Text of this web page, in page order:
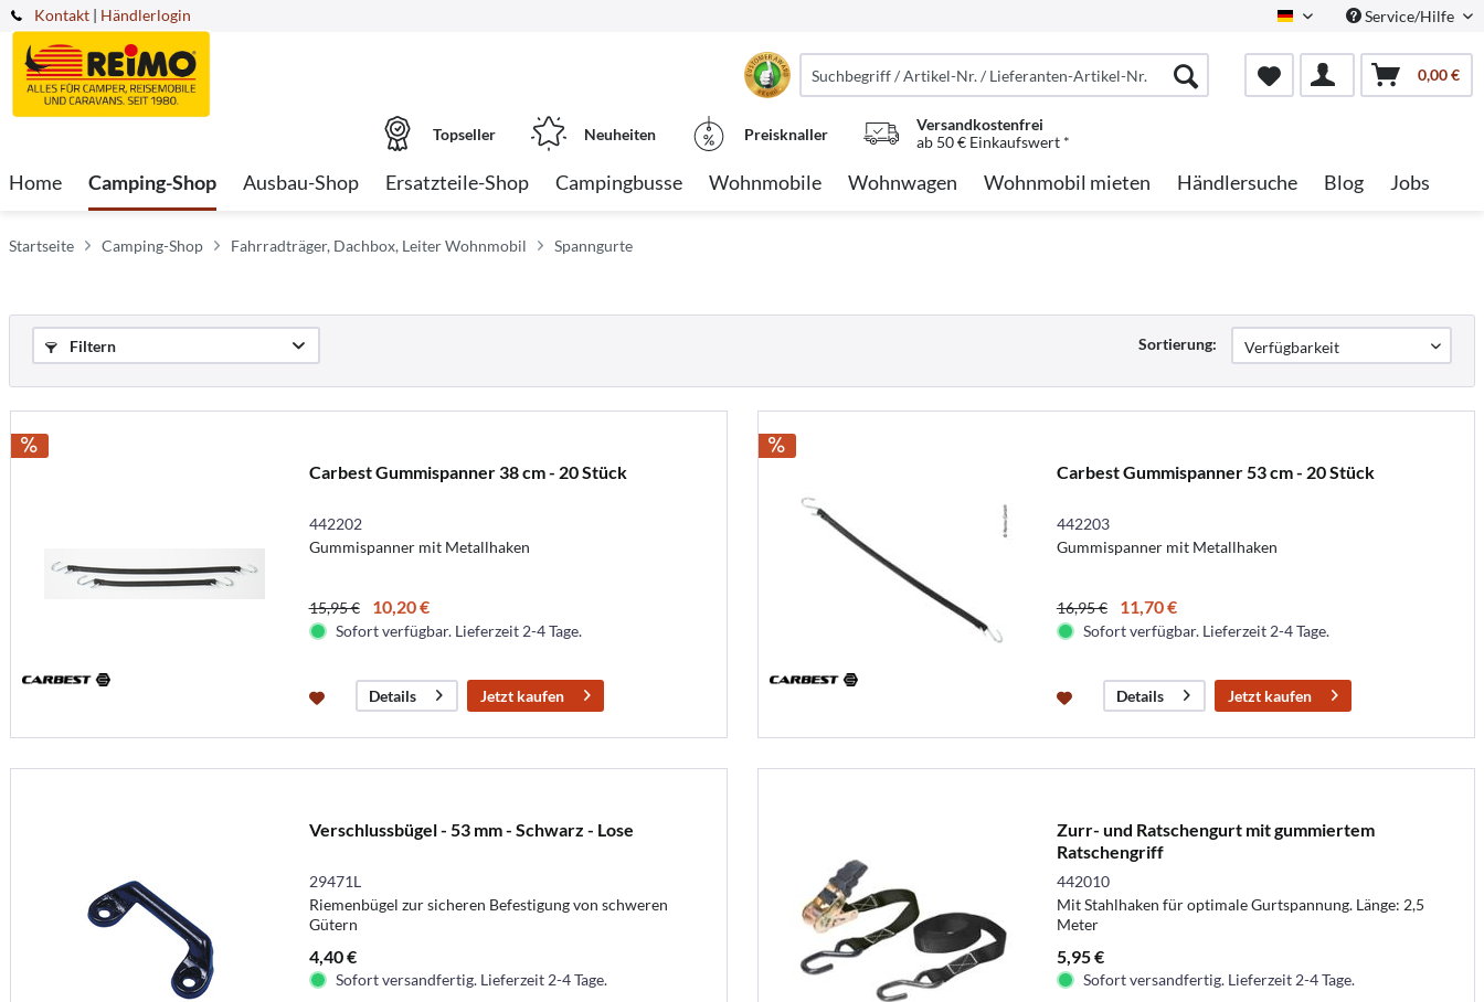
Kontakt German Service/Hilfe
| Händlerlogin
0,00 €
Topseller Neuheiten Preisknaller
Versandkostenfrei
ab 50 € Einkaufswert *
Home Camping-Shop Ausbau-Shop Ersatzteile-Shop Campingbusse Wohnmobile Wohnwagen Wohnmobil mieten Händlersuche Blog Jobs
Startseite Camping-Shop Fahrradträger, Dachbox, Leiter Wohnmobil Spanngurte
Filtern Sortierung:
Carbest Gummispanner 38 cm - 20 Stück
442202
Gummispanner mit Metallhaken
15,95 € 10,20 €
Sofort verfügbar. Lieferzeit 2-4 Tage.
Details Jetzt kaufen
Carbest Gummispanner 53 cm - 20 Stück
442203
Gummispanner mit Metallhaken
16,95 € 11,70 €
Sofort verfügbar. Lieferzeit 2-4 Tage.
Details Jetzt kaufen
Verschlussbügel - 53 mm - Schwarz - Lose
29471L
Riemenbügel zur sicheren Befestigung von schweren
Gütern
4,40 €
Sofort versandfertig. Lieferzeit 2-4 Tage.
Zurr- und Ratschengurt mit gummiertem
Ratschengriff
442010
Mit Stahlhaken für optimale Gurtspannung. Länge: 2,5
Meter
5,95 €
Sofort versandfertig. Lieferzeit 2-4 Tage.